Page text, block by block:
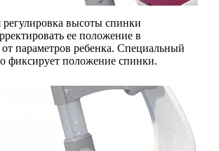
регулировка высоты спинки
ее положение в
параметров ребенка. Специальный
фиксирует положение спинки.